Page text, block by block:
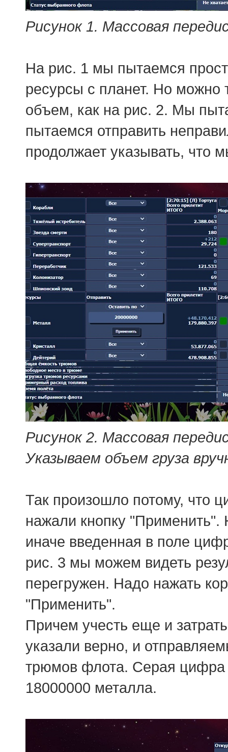
Рисунок 1. Массовая
На рис. 1 мы пытаемся
ресурсы с планет. Но можно
объем, как на рис. 2. Мы
пытаемся отправить
продолжает указывать, что
Рисунок 2. Массовая
Указываем объем груза
Так произошло потому, что
нажали кнопку "Применить".
иначе введенная в поле
рис. 3 мы можем видеть
перегружен. Надо нажать
"Применить".
Причем учесть еще и
указали верно, и
трюмов флота. Серая цифра
18000000 металла.